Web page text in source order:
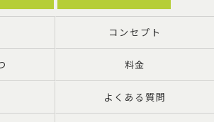
コンセプト
料金
よくある質問